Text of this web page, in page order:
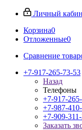
Личный
Корзина0
Отложенные0
Сравнение
+7-917-265-73-53
Назад
Телефоны
+7-917-
+7-987-
+7-909-
Заказать